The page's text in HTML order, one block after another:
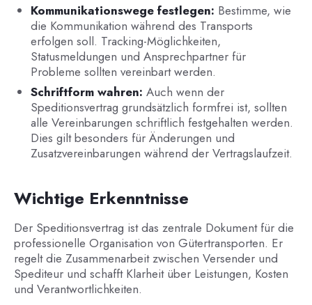
Kommunikationswege festlegen: Bestimme, wie
die Kommunikation während des Transports
erfolgen soll. Tracking-Möglichkeiten,
Statusmeldungen und Ansprechpartner für
Probleme sollten vereinbart werden.
Schriftform wahren: Auch wenn der
Speditionsvertrag grundsätzlich formfrei ist, sollten
alle Vereinbarungen schriftlich festgehalten werden.
Dies gilt besonders für Änderungen und
Zusatzvereinbarungen während der Vertragslaufzeit.
Wichtige Erkenntnisse
Der Speditionsvertrag ist das zentrale Dokument für die
professionelle Organisation von Gütertransporten. Er
regelt die Zusammenarbeit zwischen Versender und
Spediteur und schafft Klarheit über Leistungen, Kosten
und Verantwortlichkeiten.